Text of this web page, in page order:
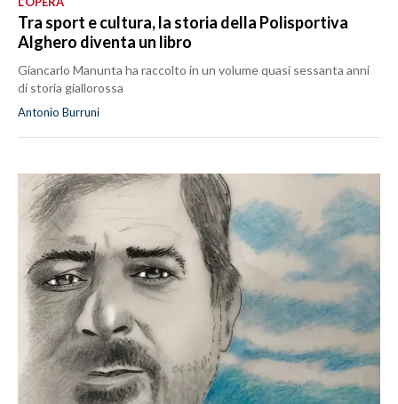
Tra sport e cultura, la storia della Polisportiva
Alghero diventa un libro
Giancarlo Manunta ha raccolto in un volume quasi sessanta anni
di storia giallorossa
Antonio Burruni